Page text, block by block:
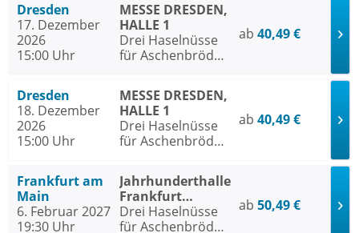
Dresden
17. Dezember
2026
15:00 Uhr
MESSE DRESDEN,
HALLE 1
Drei Haselnüsse
für Aschenbrödel
ab 40,49 €
Dresden
18. Dezember
2026
15:00 Uhr
MESSE DRESDEN,
HALLE 1
Drei Haselnüsse
für Aschenbrödel
ab 40,49 €
Frankfurt am
Main
6. Februar 2027
19:30 Uhr
Jahrhunderthalle
Frankfurt
Frankfurt am
Main
Drei Haselnüsse
für Aschenbrödel
ab 50,49 €